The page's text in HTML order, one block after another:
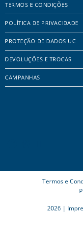
TERMOS E CONDIÇÕES
POLÍTICA DE PRIVACIDADE
PROTEÇÃO DE DADOS UC
DEVOLUÇÕES E TROCAS
CAMPANHAS
Termos e
2026 |